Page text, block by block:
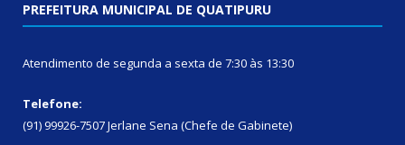
PREFEITURA MUNICIPAL DE QUATIPURU
Atendimento de segunda a sexta de 7:30 às 13:30
Telefone:
(91) 99926-7507 Jerlane Sena (Chefe de Gabinete)